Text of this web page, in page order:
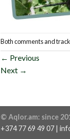
Both comments and
← Previous
Next →
© Aqlor.am: since
+374 77 69 49 07 |